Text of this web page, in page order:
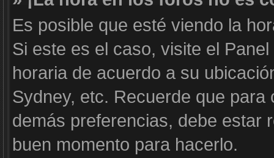
Es posible que esté viendo la
Si este es el caso, visite el
horaria de acuerdo a su
Sydney, etc. Recuerde que
demás preferencias, debe estar
buen momento para hacerlo.